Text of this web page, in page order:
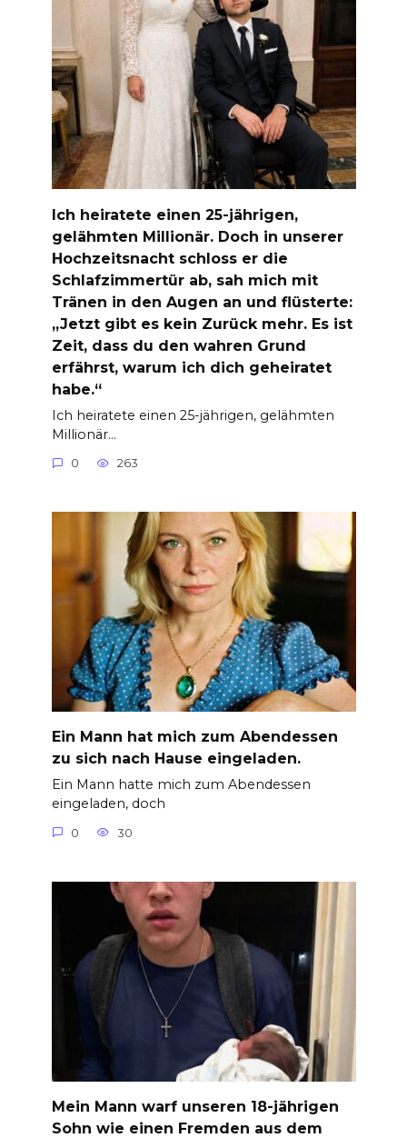
Ich heiratete einen 25-jährigen,
gelähmten Millionär. Doch in unserer
Hochzeitsnacht schloss er die
Schlafzimmertür ab, sah mich mit
Tränen in den Augen an und flüsterte:
„Jetzt gibt es kein Zurück mehr. Es ist
Zeit, dass du den wahren Grund
erfährst, warum ich dich geheiratet
habe.“
Ich heiratete einen 25-jährigen, gelähmten
Millionär…
0 263
Ein Mann hat mich zum Abendessen
zu sich nach Hause eingeladen.
Ein Mann hatte mich zum Abendessen
eingeladen, doch
0 30
Mein Mann warf unseren 18-jährigen
Sohn wie einen Fremden aus dem